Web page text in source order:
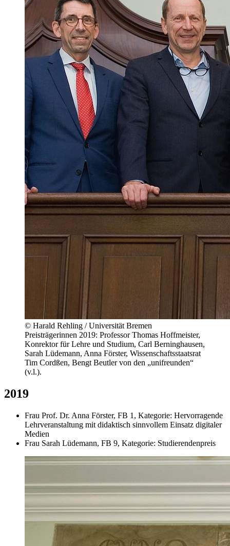
© Harald Rehling / Universität Bremen
Preisträgerinnen 2019: Professor Thomas Hoffmeister,
Konrektor für Lehre und Studium, Carl Berninghausen,
Sarah Lüdemann, Anna Förster, Wissenschaftsstaatsrat
Tim Cordßen, Bengt Beutler von den „unifreunden“
(v.l.).
2019
Frau Prof. Dr. Anna Förster, FB 1, Kategorie: Hervorragende
Lehrveranstaltung mit didaktisch sinnvollem Einsatz digitaler
Medien
Frau Sarah Lüdemann, FB 9, Kategorie: Studierendenpreis